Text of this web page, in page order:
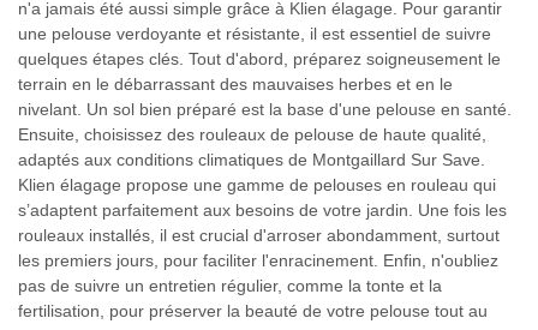
n'a jamais été aussi simple grâce à Klien élagage. Pour garantir
une pelouse verdoyante et résistante, il est essentiel de suivre
quelques étapes clés. Tout d'abord, préparez soigneusement le
terrain en le débarrassant des mauvaises herbes et en le
nivelant. Un sol bien préparé est la base d'une pelouse en santé.
Ensuite, choisissez des rouleaux de pelouse de haute qualité,
adaptés aux conditions climatiques de Montgaillard Sur Save.
Klien élagage propose une gamme de pelouses en rouleau qui
s’adaptent parfaitement aux besoins de votre jardin. Une fois les
rouleaux installés, il est crucial d'arroser abondamment, surtout
les premiers jours, pour faciliter l'enracinement. Enfin, n'oubliez
pas de suivre un entretien régulier, comme la tonte et la
fertilisation, pour préserver la beauté de votre pelouse tout au